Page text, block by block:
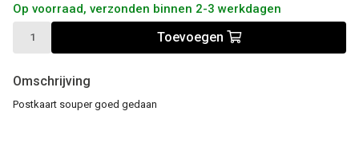
Op voorraad, verzonden binnen 2-3 werkdagen
Toevoegen
Omschrijving
Postkaart souper goed gedaan